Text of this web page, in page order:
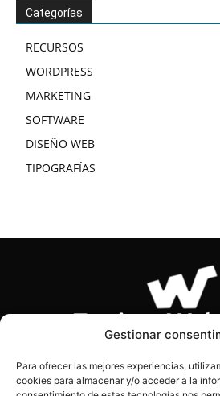
Gestionar
Para ofrecer las mejores experiencias,
cookies para almacenar y/o acceder a la
Categorías
RECURSOS
WORDPRESS
MARKETING
SOFTWARE
DISEÑO WEB
TIPOGRAFÍAS
SOBRE